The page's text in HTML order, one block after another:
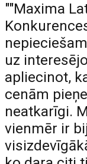
""Maxima
uz
apliecinot,
cenām
neatkarīgi.
vienmēr ir